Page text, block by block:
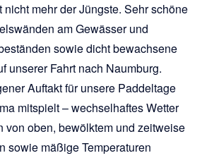
nicht mehr der Jüngste. Sehr schöne
am Gewässer und
sowie dicht bewachsene
unserer Fahrt nach Naumburg.
Auftakt für unsere Paddeltage
mitspielt – wechselhaftes Wetter
von oben, bewölktem und zeitweise
sowie mäßige Temperaturen